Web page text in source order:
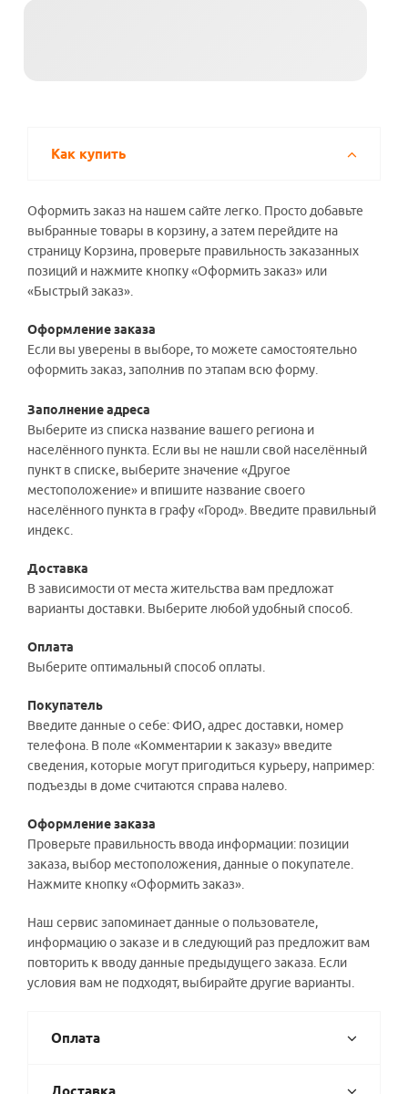
Как купить
Оформить заказ на нашем сайте легко. Просто добавьте
выбранные товары в корзину, а затем перейдите на
страницу Корзина, проверьте правильность заказанных
позиций и нажмите кнопку «Оформить заказ» или
«Быстрый заказ».
Оформление заказа
Если вы уверены в выборе, то можете самостоятельно
оформить заказ, заполнив по этапам всю форму.
Заполнение адреса
Выберите из списка название вашего региона и
населённого пункта. Если вы не нашли свой населённый
пункт в списке, выберите значение «Другое
местоположение» и впишите название своего
населённого пункта в графу «Город». Введите правильный
индекс.
Доставка
В зависимости от места жительства вам предложат
варианты доставки. Выберите любой удобный способ.
Оплата
Выберите оптимальный способ оплаты.
Покупатель
Введите данные о себе: ФИО, адрес доставки, номер
телефона. В поле «Комментарии к заказу» введите
сведения, которые могут пригодиться курьеру, например:
подъезды в доме считаются справа налево.
Оформление заказа
Проверьте правильность ввода информации: позиции
заказа, выбор местоположения, данные о покупателе.
Нажмите кнопку «Оформить заказ».
Наш сервис запоминает данные о пользователе,
информацию о заказе и в следующий раз предложит вам
повторить к вводу данные предыдущего заказа. Если
условия вам не подходят, выбирайте другие варианты.
Оплата